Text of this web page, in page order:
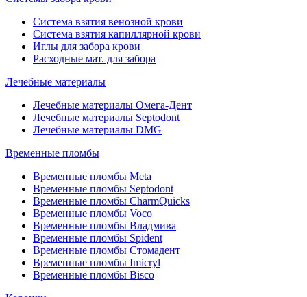
Система взятия венозной крови
Система взятия капиллярной крови
Иглы для забора крови
Расходные мат. для забора
Лечебные материалы
Лечебные материалы Омега-Дент
Лечебные материалы Septodont
Лечебные материалы DMG
Временные пломбы
Временные пломбы Meta
Временные пломбы Septodont
Временные пломбы CharmQuicks
Временные пломбы Voco
Временные пломбы Владмива
Временные пломбы Spident
Временные пломбы Стомадент
Временные пломбы Imicryl
Временные пломбы Bisco